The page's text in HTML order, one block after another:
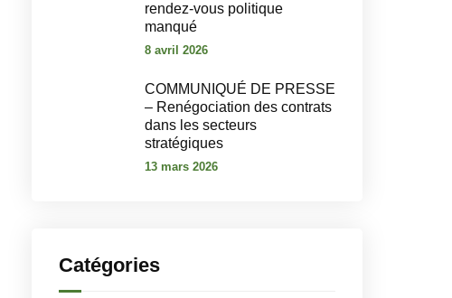
rendez-vous politique
manqué‎
8 avril 2026
COMMUNIQUÉ DE PRESSE
– Renégociation des contrats
dans les secteurs
stratégiques
13 mars 2026
Catégories